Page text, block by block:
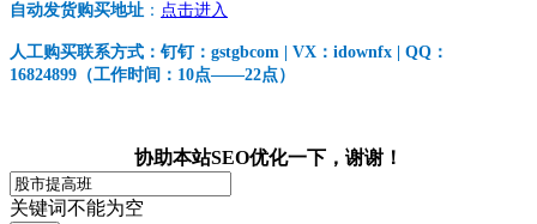
自动发货购买地址 ： 点击进入
人工购买联系方式：钉钉：gstgbcom | VX：idownfx | QQ：
16824899（工作时间：10点——22点）
协助本站SEO优化一下，谢谢！
关键词不能为空